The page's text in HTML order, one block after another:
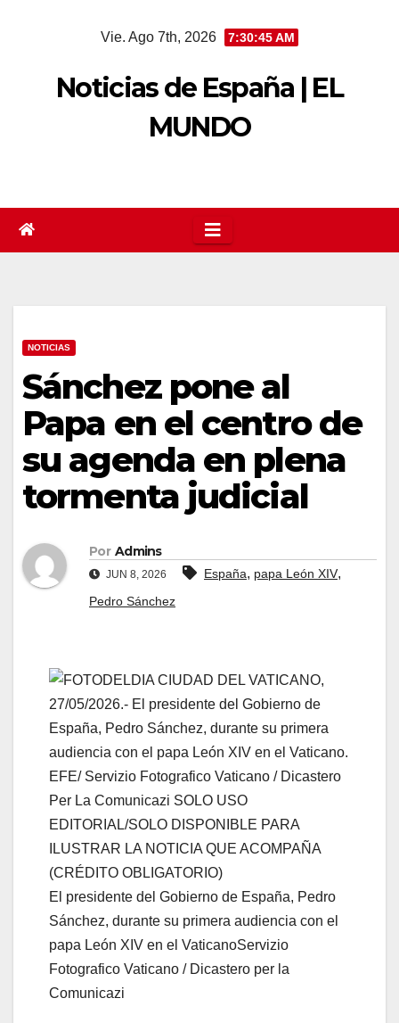
Vie. Ago 7th, 2026 7:30:46 AM
Noticias de España | EL
MUNDO
NOTICIAS
Sánchez pone al
Papa en el centro de
su agenda en plena
tormenta judicial
Por Admins
JUN 8, 2026 España, papa León XIV,
Pedro Sánchez
El presidente del Gobierno de España, Pedro
Sánchez, durante su primera audiencia con el
papa León XIV en el VaticanoServizio
Fotografico Vaticano / Dicastero per la
Comunicazi